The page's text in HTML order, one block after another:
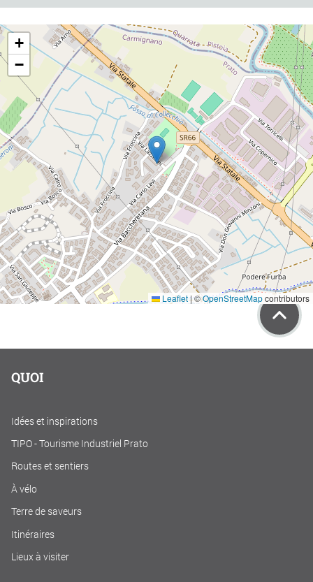
+
−
Leaflet|©OpenStreetMapcontributors
QUOI
Idées et inspirations
TIPO - Tourisme Industriel Prato
Routes et sentiers
À vélo
Terre de saveurs
Itinéraires
Lieux à visiter